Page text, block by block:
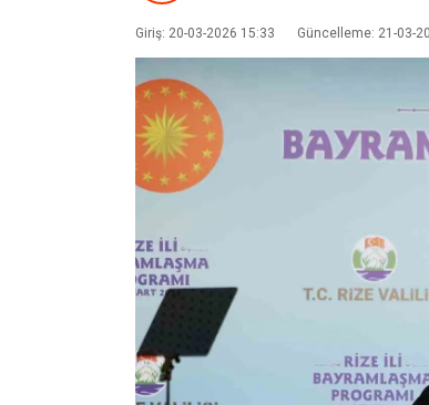
Giriş: 20-03-2026 15:33 Güncelleme: 21-03-